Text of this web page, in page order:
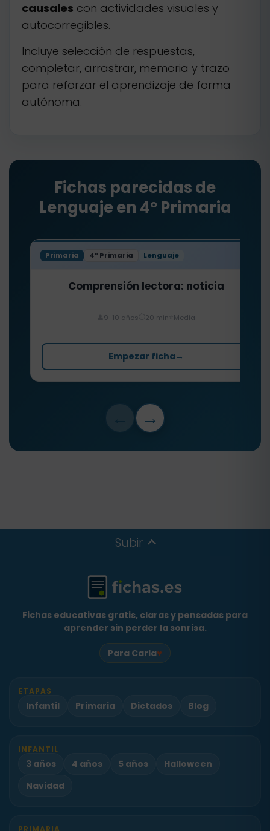
causales con actividades visuales y
autocorregibles.
Incluye selección de respuestas,
completar, arrastrar, memoria y trazo
para reforzar el aprendizaje de forma
autónoma.
Fichas parecidas de
Lenguaje en 4º Primaria
Primaria 4º Primaria Lenguaje
Comprensión lectora: noticia
9-10 años 20 min Media
Empezar ficha→
→
Subir
Fichas educativas gratis, claras y pensadas para
aprender sin perder la sonrisa.
Para Carla♥
ETAPAS
Infantil Primaria Dictados Blog
INFANTIL
3 años 4 años 5 años
Halloween
Navidad